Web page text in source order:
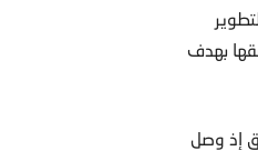
بهدف
إذ وصل